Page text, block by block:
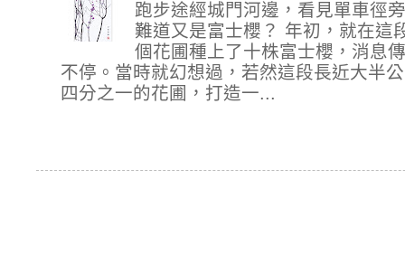
跑步途經城門河邊，看見單車徑
難道又是富士櫻？ 年初，就在這
個花圃種上了十株富士櫻，消息
不停。當時就幻想過，若然這段長近大半
四分之一的花圃，打造一...